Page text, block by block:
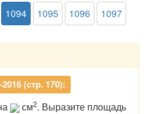
1094 1095 1096 1097
(стр. 170):
см2. Выразите площадь